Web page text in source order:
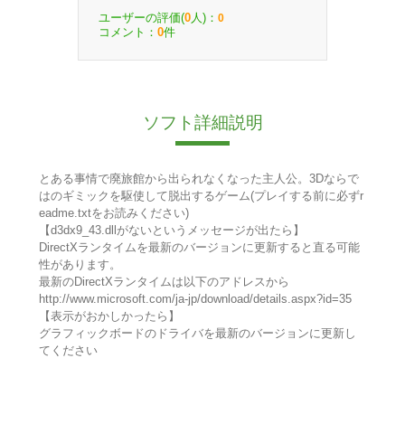
ユーザーの評価(0 人)： 0
コメント： 0件
ソフト詳細説明
とある事情で廃旅館から出られなくなった主人公。3Dならで
はのギミックを駆使して脱出するゲーム(プレイする前に必ずr
eadme.txtをお読みください)
【d3dx9_43.dllがないというメッセージが出たら】
DirectXランタイムを最新のバージョンに更新すると直る可能
性があります。
最新のDirectXランタイムは以下のアドレスから
http://www.microsoft.com/ja-jp/download/details.aspx?id=35
【表示がおかしかったら】
グラフィックボードのドライバを最新のバージョンに更新し
てください